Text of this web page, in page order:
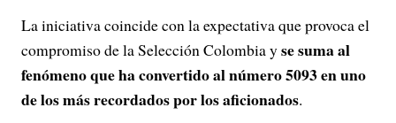
La iniciativa coincide con la expectativa que provoca el
compromiso de la Selección Colombia yse suma al
fenómeno que ha convertido al número 5093 en uno
de los más recordados por los aficionados.